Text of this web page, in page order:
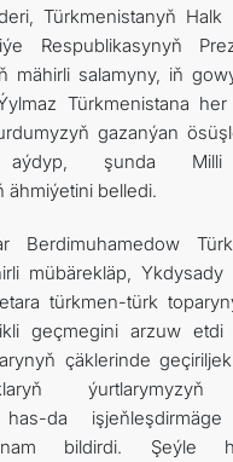
Türkmenistanyň Halk
Respublikasynyň
mähirli salamyny, iň
Türkmenistana
gazanýan
aýdyp, şunda Milli
ähmiýetini belledi.
Berdimuhamedow
mübärekläp, Ykdysady
türkmen-türk
geçmegini arzuw
çäklerinde
ýurtlarymyzyň
has-da
bildirdi. Şeýle